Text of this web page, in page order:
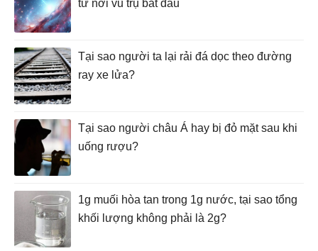
từ nơi vũ trụ bắt đầu
Tại sao người ta lại rải đá dọc theo đường
ray xe lửa?
Tại sao người châu Á hay bị đỏ mặt sau khi
uống rượu?
1g muối hòa tan trong 1g nước, tại sao tổng
khối lượng không phải là 2g?